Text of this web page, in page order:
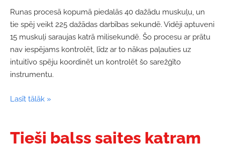
Runas procesā kopumā piedalās 40 dažādu muskuļu, un
tie spēj veikt 225 dažādas darbības sekundē. Vidēji aptuveni
15 muskuļi saraujas katrā milisekundē. Šo procesu ar prātu
nav iespējams kontrolēt, līdz ar to nākas paļauties uz
intuitīvo spēju koordinēt un kontrolēt šo sarežģīto
instrumentu.
Lasīt tālāk »
Tieši balss saites katram